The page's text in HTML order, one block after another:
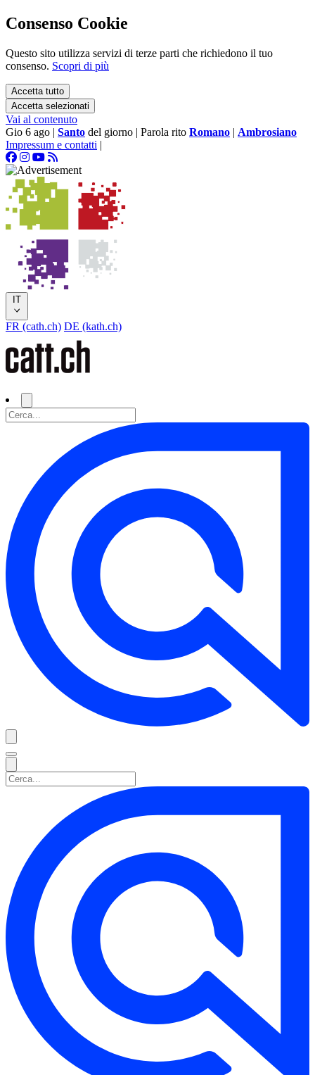
Consenso Cookie
Questo sito utilizza servizi di terze parti che richiedono il tuo
consenso. Scopri di più
Accetta tutto
Accetta selezionati
Vai al contenuto
Gio 6 ago | Santo del giorno | Parola rito Romano | Ambrosiano
Impressum e contatti |
IT
FR (cath.ch) DE (kath.ch)